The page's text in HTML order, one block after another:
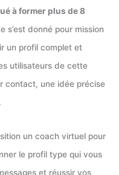
à former plus de 8
s’est donné pour mission
un profil complet et
utilisateurs de cette
contact, une idée précise
un coach virtuel pour
le profil type qui vous
et réussir vos